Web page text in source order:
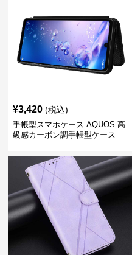
¥3,420 (税込)
手帳型スマホケース AQUOS 高
級感カーボン調手帳型ケース